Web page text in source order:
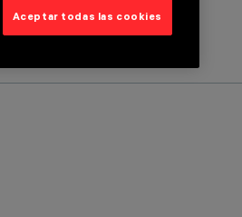
Aceptar todas las cookies